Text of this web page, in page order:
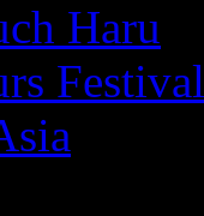
Haru
Festival